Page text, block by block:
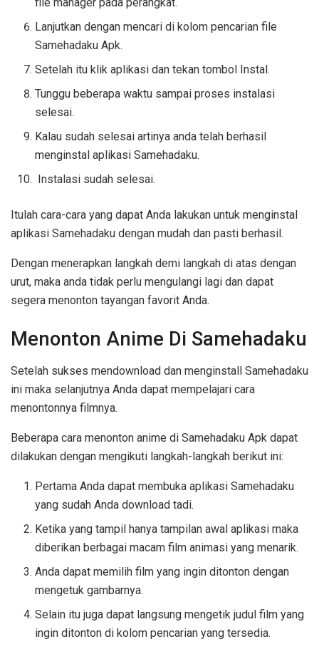
file manager pada perangkat.
Lanjutkan dengan mencari di kolom pencarian file
Samehadaku Apk.
Setelah itu klik aplikasi dan tekan tombol Instal.
Tunggu beberapa waktu sampai proses instalasi
selesai.
Kalau sudah selesai artinya anda telah berhasil
menginstal aplikasi Samehadaku.
Instalasi sudah selesai.
Itulah cara-cara yang dapat Anda lakukan untuk menginstal
aplikasi Samehadaku dengan mudah dan pasti berhasil.
Dengan menerapkan langkah demi langkah di atas dengan
urut, maka anda tidak perlu mengulangi lagi dan dapat
segera menonton tayangan favorit Anda.
Menonton Anime Di Samehadaku
Setelah sukses mendownload dan menginstall Samehadaku
ini maka selanjutnya Anda dapat mempelajari cara
menontonnya filmnya.
Beberapa cara menonton anime di Samehadaku Apk dapat
dilakukan dengan mengikuti langkah-langkah berikut ini:
Pertama Anda dapat membuka aplikasi Samehadaku
yang sudah Anda download tadi.
Ketika yang tampil hanya tampilan awal aplikasi maka
diberikan berbagai macam film animasi yang menarik.
Anda dapat memilih film yang ingin ditonton dengan
mengetuk gambarnya.
Selain itu juga dapat langsung mengetik judul film yang
ingin ditonton di kolom pencarian yang tersedia.